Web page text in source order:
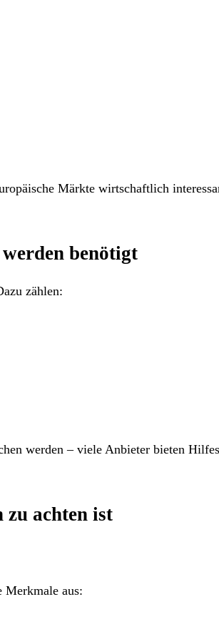
Märkte wirtschaftlich
benötigt
zählen:
werden – viele Anbieter bieten
achten ist
Merkmale aus: